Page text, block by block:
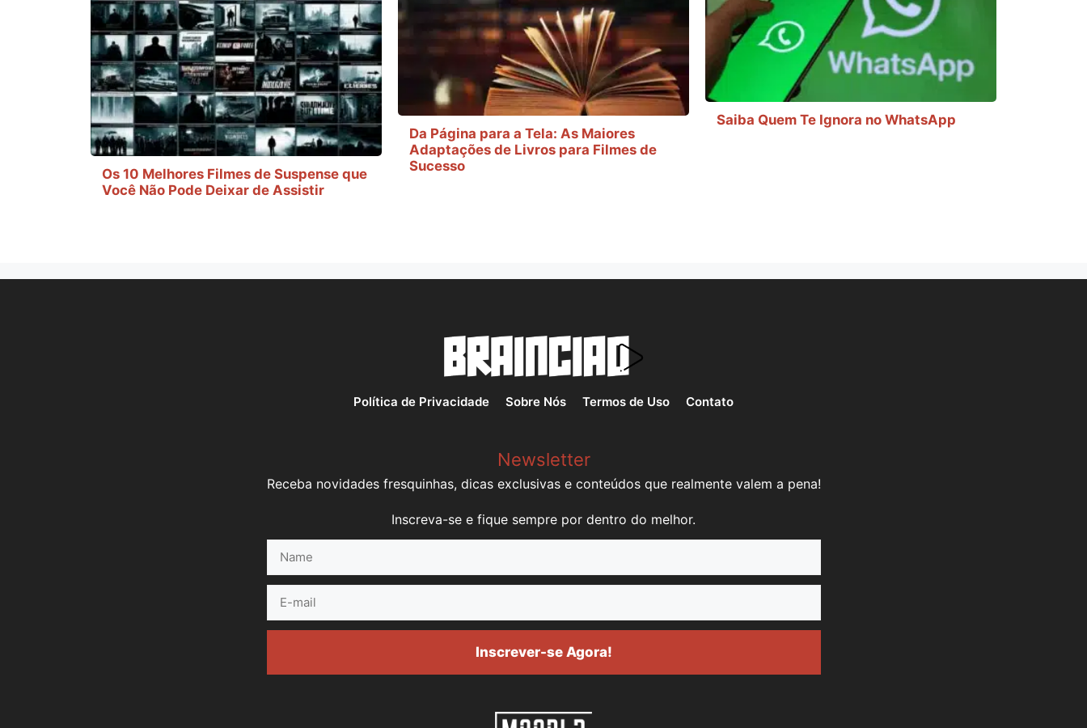
Os 10 Melhores Filmes de Suspense que
Você Não Pode Deixar de Assistir
Da Página para a Tela: As Maiores
Adaptações de Livros para Filmes de
Sucesso
Saiba Quem Te Ignora no WhatsApp
Política de Privacidade Sobre Nós Termos de Uso Contato
Newsletter
Receba novidades fresquinhas, dicas exclusivas e conteúdos que realmente valem a pena!
Inscreva-se e fique sempre por dentro do melhor.
mail
Inscrever-se Agora!